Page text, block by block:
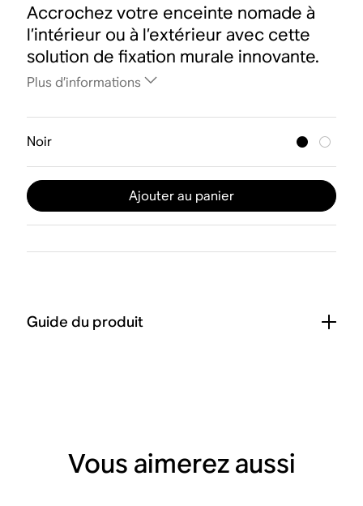
Accrochez votre enceinte nomade à
l’intérieur ou à l’extérieur avec cette
solution de fixation murale innovante.
Plus d’informations
Noir
Ajouter au panier
Guide du produit
Vous aimerez aussi